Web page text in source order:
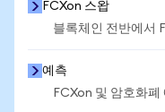
FCXon 스왑
블록체인 전반에서
예측
FCXon 및 암호화